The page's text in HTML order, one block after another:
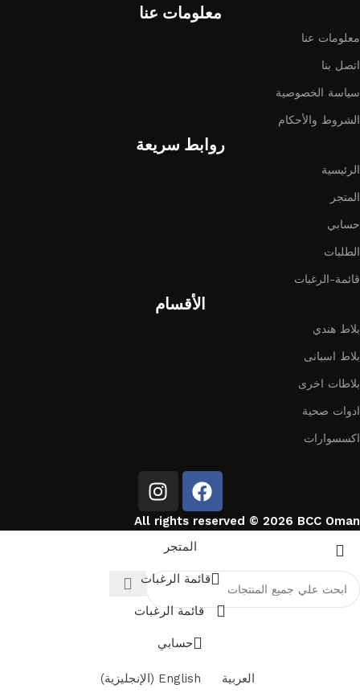
معلومات عنا
معلومات عنا
اتصل بنا
سياسة الخصوصية
الشروط والأحكام
روابط سريعة
الرئيسية
المتجر
حسابي
الطلبات
قائمة-الرغبات
الأقسام
بلاط هندي
بلاط اسبانى
بلاطات اخرى
ادوات صحية
اكسسوارات
All rights reserved © 2026 BCC Oman
المتجر
قائمة الرغبات
قائمة الرغبات
حسابي
العربية English
(الإنجليزية)